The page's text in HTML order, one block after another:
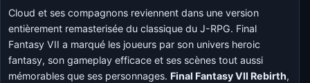
Cloud et ses compagnons reviennent dans une version
entièrement remasterisée du classique du J-RPG. Final
Fantasy VII a marqué les joueurs par son univers heroic
fantasy, son gameplay efficace et ses scènes tout aussi
mémorables que ses personnages. Final Fantasy VII Rebirth,